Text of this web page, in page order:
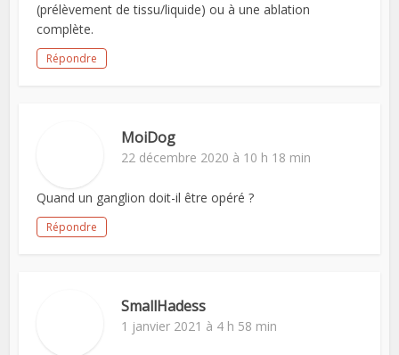
(prélèvement de tissu/liquide) ou à une ablation
complète.
Répondre
MoiDog
22 décembre 2020 à 10 h 18 min
Quand un ganglion doit-il être opéré ?
Répondre
SmallHadess
1 janvier 2021 à 4 h 58 min